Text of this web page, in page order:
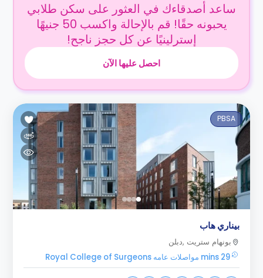
ساعد أصدقاءك في العثور على سكن طلابي
يحبونه حقًا! قم بالإحالة واكسب 50 جنيهًا
إسترلينيًا عن كل حجز ناجح!
احصل عليها الآن
PBSA
بيناري هاب
بونهام ستريت ,دبلن
29 mins مواصلات عامه Royal College of Surgeons